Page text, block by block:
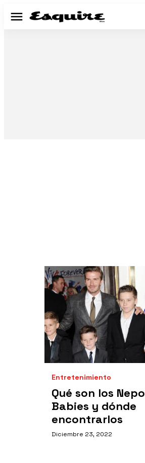
Menú
Entretenimiento
Qué son los Nepo
Babies y dónde
encontrarlos
Diciembre 23, 2022